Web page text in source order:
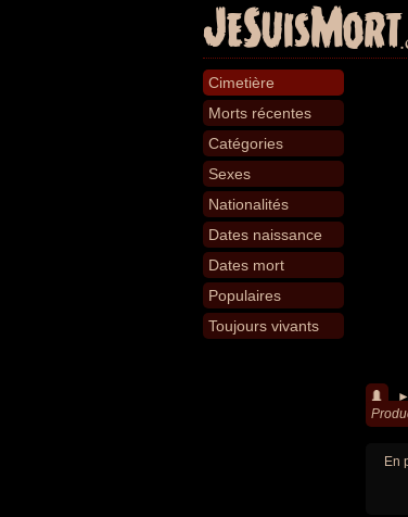
JeSuisMort
Cimetière
Morts récentes
Catégories
Sexes
Nationalités
Dates naissance
Dates mort
Populaires
Toujours vivants
►
En